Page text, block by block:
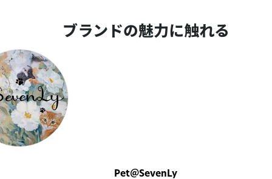
ブランドの魅力に触れる
Pet＠SevenLy